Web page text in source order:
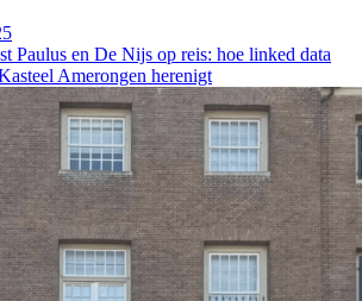
Paulus en De Nijs op reis: hoe linked data
Amerongen herenigt